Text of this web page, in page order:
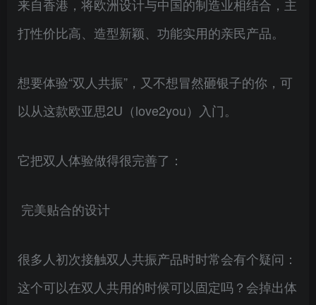
来自香港，将欧洲设计与中国的制造业相结合，主
打性价比高、造型新颖、功能实用的亲民产品。
想要体验“双人共振”，又不想冒然砸银子的你，可
以从这款欧亚思2U（love2you）入门。
它把双人体验做得很完善了：
完美贴合的设计
很多人初次接触双人共振产品时时常会有个疑问：
这个可以在双人共用的时候可以固定吗？会掉出体